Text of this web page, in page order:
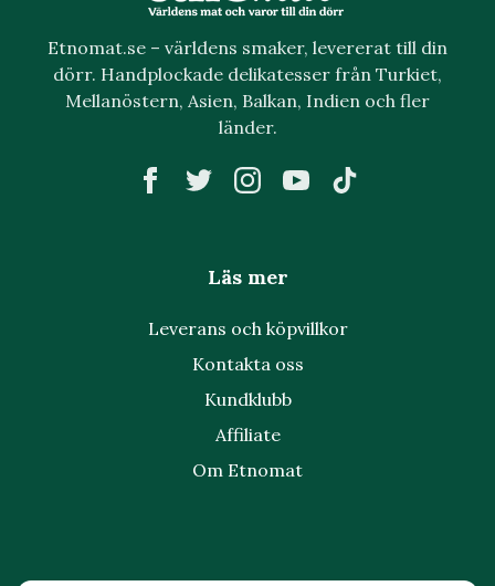
Etnomat.se – världens smaker, levererat till din
dörr. Handplockade delikatesser från Turkiet,
Mellanöstern, Asien, Balkan, Indien och fler
länder.
Läs mer
Leverans och köpvillkor
Kontakta oss
Kundklubb
Affiliate
Om Etnomat